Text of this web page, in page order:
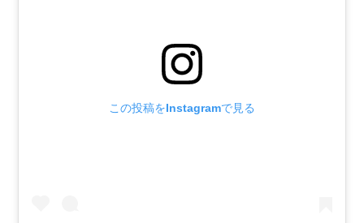
この投稿をInstagramで見る